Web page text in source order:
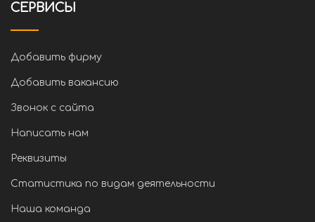
СЕРВИСЫ
Добавить фирму
Добавить вакансию
Звонок с сайта
Написать нам
Реквизиты
Статистика по видам деятельности
Наша команда